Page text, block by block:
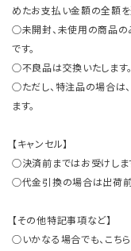
めたお支払い金額の全額を
○未開封、未使用の商品の
です。
○不良品は交換いたします。
○ただし、特注品の場合は
ます。
【キャンセル】
○決済前まではお受けしま
○代金引換の場合は出荷前
【その他特記事項など】
○いかなる場合でも、こち